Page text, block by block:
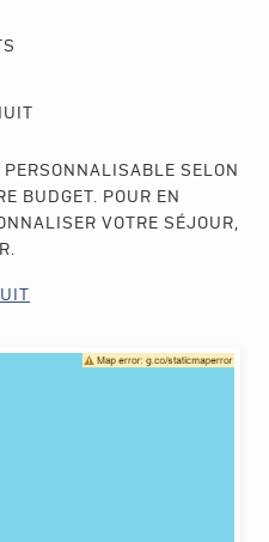
SELON
BUDGET. POUR EN
VOTRE SÉJOUR,